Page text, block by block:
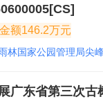
额146.2万元
林国家公园管理局尖
广东省第三次